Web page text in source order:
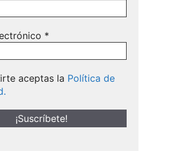
*
aceptas la Política de